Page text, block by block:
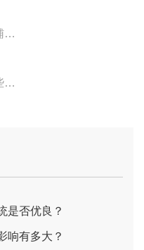
上一篇：如何评估汽车的驾驶辅助系统的实用性？
下一篇：汽车的保养项目中哪些是最重要的？
是否优良？
响有多大？